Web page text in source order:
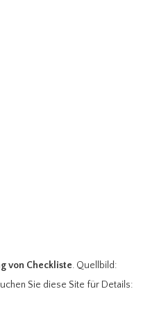
von Checkliste. Quellbild:
Sie diese Site für Details: